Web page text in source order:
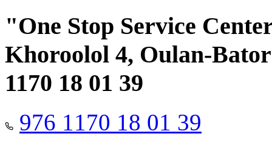
"One Stop Service
Khoroolol 4, Oulan-
1170 18 01 39
976 1170 18 01 39